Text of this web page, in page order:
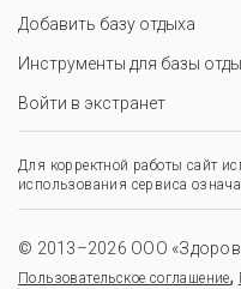
Добавить базу отдыха
Инструменты для базы
Войти в экстранет
Для корректной работы сайт
использования сервиса
© 2013–2026 ООО
Пользовательское соглашение,